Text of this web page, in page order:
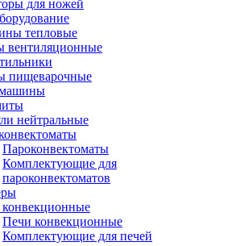
для ножей
тепловые
вентиляционные
пищеварочные
нейтральные
Пароконвектоматы
Комплектующие для
пароконвектоматов
Печи конвекционные
Комплектующие для печей